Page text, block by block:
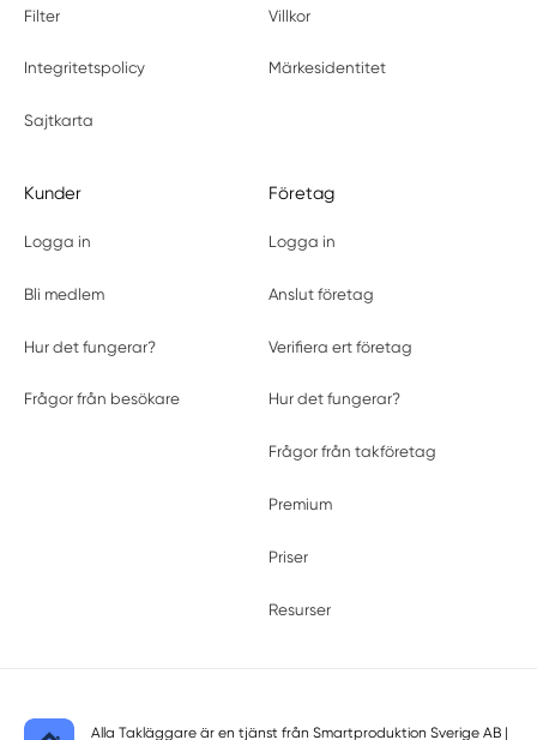
Filter Villkor
Integritetspolicy Märkesidentitet
Sajtkarta
Kunder
Logga in
Bli medlem
Hur det fungerar?
Frågor från besökare
Företag
Logga in
Anslut företag
Verifiera ert företag
Hur det fungerar?
Frågor från takföretag
Premium
Priser
Resurser
Alla Takläggare är en tjänst från Smartproduktion Sverige AB|